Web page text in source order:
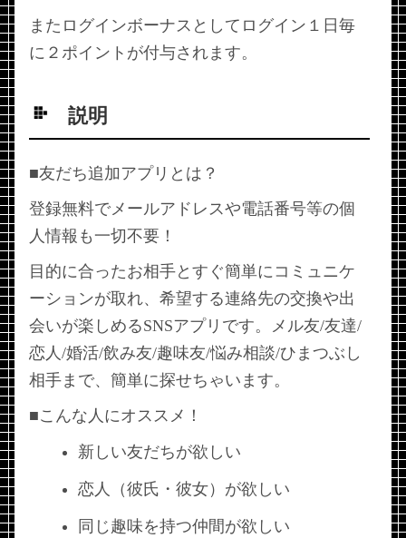
またログインボーナスとしてログイン１日毎
に２ポイントが付与されます。
説明
■友だち追加アプリとは？
登録無料でメールアドレスや電話番号等の個
人情報も一切不要！
目的に合ったお相手とすぐ簡単にコミュニケ
ーションが取れ、希望する連絡先の交換や出
会いが楽しめるSNSアプリです。メル友/友達/
恋人/婚活/飲み友/趣味友/悩み相談/ひまつぶし
相手まで、簡単に探せちゃいます。
■こんな人にオススメ！
新しい友だちが欲しい
恋人（彼氏・彼女）が欲しい
同じ趣味を持つ仲間が欲しい